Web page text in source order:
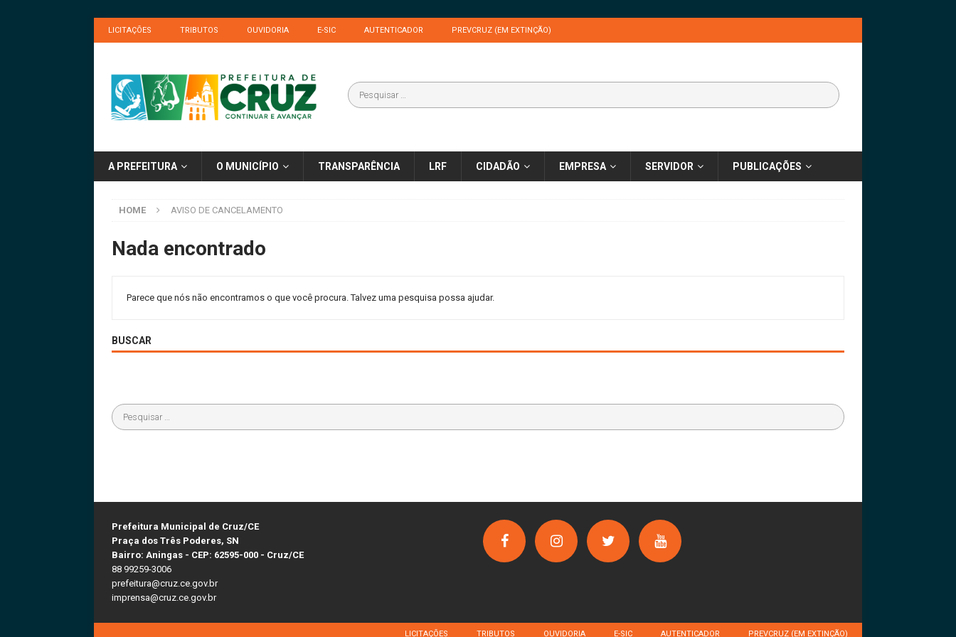
LICITAÇÕES TRIBUTOS OUVIDORIA E-SIC AUTENTICADOR PREVCRUZ (EM EXTINÇÃO)
A PREFEITURA O MUNICÍPIO TRANSPARÊNCIA LRF CIDADÃO EMPRESA SERVIDOR PUBLICAÇÕES
HOME AVISO DE CANCELAMENTO
Nada encontrado
Parece que nós não encontramos o que você procura. Talvez uma pesquisa possa ajudar.
BUSCAR
Prefeitura Municipal de Cruz/CE
Praça dos Três Poderes, SN
Bairro: Aningas - CEP: 62595-000 - Cruz/CE
88 99259-3006
prefeitura@cruz.ce.gov.br
imprensa@cruz.ce.gov.br
LICITAÇÕES TRIBUTOS OUVIDORIA E-SIC AUTENTICADOR PREVCRUZ (EM EXTINÇÃO)